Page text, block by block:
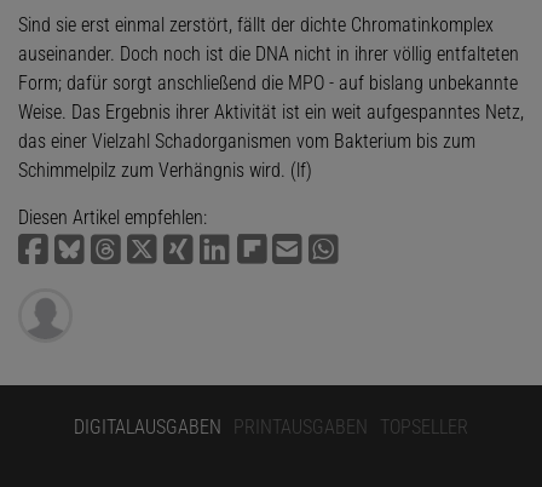
Sind sie erst einmal zerstört, fällt der dichte Chromatinkomplex
auseinander. Doch noch ist die DNA nicht in ihrer völlig entfalteten
Form; dafür sorgt anschließend die MPO - auf bislang unbekannte
Weise. Das Ergebnis ihrer Aktivität ist ein weit aufgespanntes Netz,
das einer Vielzahl Schadorganismen vom Bakterium bis zum
Schimmelpilz zum Verhängnis wird. (lf)
Diesen Artikel empfehlen:
DIGITALAUSGABEN PRINTAUSGABEN TOPSELLER